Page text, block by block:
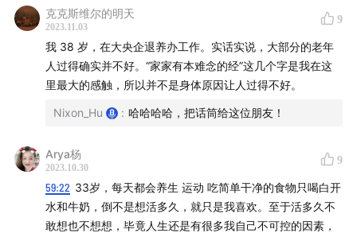
青年血浆输注
血液稀释
以减少细胞死亡的速度
异体融合：这涉及将一个老年生物的循环系统连接到一
个年轻的生物
脑放电波往期节目精选（搜索关键词可收听）
克克斯维尔的明天
2023.11.03
9
我 38 岁，在大央企退养办工作。实话实说，大部分的老年
人过得确实并不好。“家家有本难念的经”这几个字是我在这
里最大的感触，所以并不是身体原因让人过得不好。
Nixon_Hu : 哈哈哈哈，把话筒给这位朋友！
Arya杨
2023.10.30
9
59:22 33岁，每天都会养生 运动 吃简单干净的食物只喝白开
水和牛奶，倒不是想活多久，就只是我喜欢。至于活多久不
敢想也不想想，毕竟人生还是有很多我自己不可控的因素，